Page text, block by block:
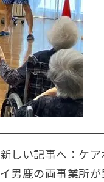
新しい記事へ：ケ
イ男鹿の両事業所